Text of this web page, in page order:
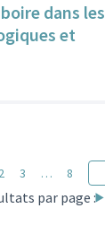
dans les
et
par page :
2 3 … 8